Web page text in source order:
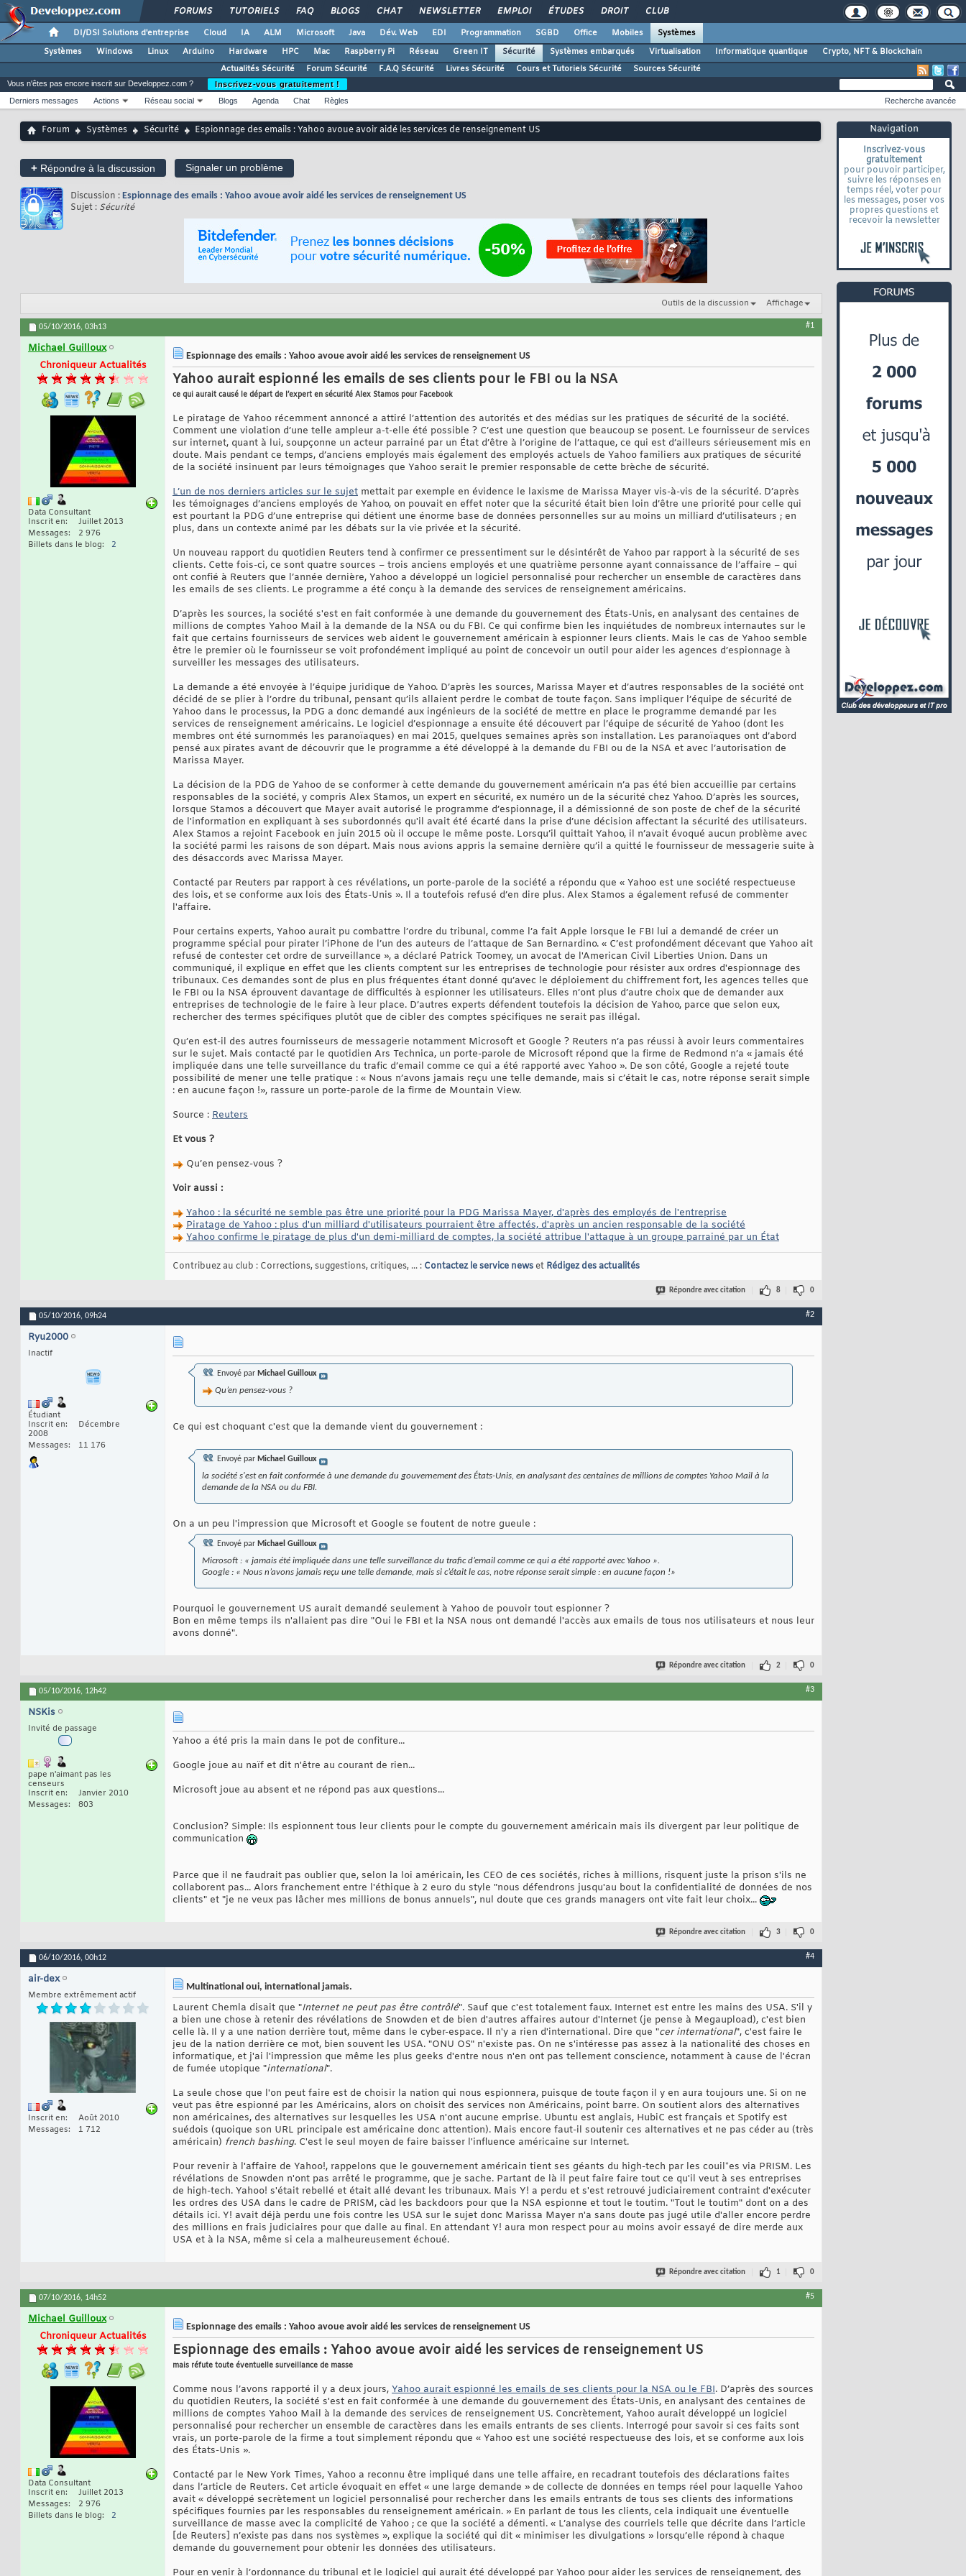
FORUMS TUTORIELS FAQ BLOGS CHAT NEWSLETTER EMPLOI ÉTUDES DROIT CLUB
DI/DSI Solutions d'entreprise Cloud IA ALM Microsoft Java Dév. Web EDI Programmation SGBD Office Mobiles
Systèmes
Systèmes
Windows Linux Arduino Hardware HPC Mac Raspberry Pi Réseau Green IT Sécurité Systèmes embarqués Virtualisation Informatique quantique
Crypto, NFT & Blockchain
Actualités Sécurité
Forum Sécurité F.A.Q Sécurité Livres Sécurité Cours et Tutoriels Sécurité Sources Sécurité
Navigation
Inscrivez-vous
gratuitement
pour pouvoir participer,
suivre les réponses en
temps réel, voter pour
les messages, poser vos
propres questions et
recevoir la newsletter
Vous n'êtes pas encore inscrit sur Developpez.com ?
Inscrivez-vous gratuitement !
Derniers messages
Actions Réseau social Blogs Agenda Chat Règles Recherche avancée
Forum Systèmes Sécurité Espionnage des emails : Yahoo avoue avoir aidé les services de renseignement US
+ Répondre à la discussion Signaler un problème
Discussion : Espionnage des emails : Yahoo avoue avoir aidé les services de renseignement US
Sujet : Sécurité
Outils de la discussion Affichage
05/10/2016, 03h13 #1
Michael Guilloux
Chroniqueur Actualités
Data Consultant
Inscrit en
Juillet 2013
Messages
2 976
Billets dans le blog
2
Espionnage des emails : Yahoo avoue avoir aidé les services de renseignement US
Yahoo aurait espionné les emails de ses clients pour le FBI ou la NSA
ce qui aurait causé le départ de l’expert en sécurité Alex Stamos pour Facebook
Le piratage de Yahoo récemment annoncé a attiré l’attention des autorités et des médias sur les pratiques de sécurité de la société.
Comment une violation d’une telle ampleur a-t-elle été possible ? C’est une question que beaucoup se posent. Le fournisseur de services
sur internet, quant à lui, soupçonne un acteur parrainé par un État d’être à l’origine de l’attaque, ce qui est d’ailleurs sérieusement mis en
doute. Mais pendant ce temps, d’anciens employés mais également des employés actuels de Yahoo familiers aux pratiques de sécurité
de la société insinuent par leurs témoignages que Yahoo serait le premier responsable de cette brèche de sécurité.
L’un de nos derniers articles sur le sujet mettait par exemple en évidence le laxisme de Marissa Mayer vis-à-vis de la sécurité. D’après
les témoignages d’anciens employés de Yahoo, on pouvait en effet noter que la sécurité était bien loin d’être une priorité pour celle qui
est pourtant la PDG d’une entreprise qui détient une énorme base de données personnelles sur au moins un milliard d’utilisateurs ; en
plus, dans un contexte animé par les débats sur la vie privée et la sécurité.
Un nouveau rapport du quotidien Reuters tend à confirmer ce pressentiment sur le désintérêt de Yahoo par rapport à la sécurité de ses
clients. Cette fois-ci, ce sont quatre sources – trois anciens employés et une quatrième personne ayant connaissance de l’affaire – qui
ont confié à Reuters que l’année dernière, Yahoo a développé un logiciel personnalisé pour rechercher un ensemble de caractères dans
les emails de ses clients. Le programme a été conçu à la demande des services de renseignement américains.
D’après les sources, la société s'est en fait conformée à une demande du gouvernement des États-Unis, en analysant des centaines de
millions de comptes Yahoo Mail à la demande de la NSA ou du FBI. Ce qui confirme bien les inquiétudes de nombreux internautes sur le
fait que certains fournisseurs de services web aident le gouvernement américain à espionner leurs clients. Mais le cas de Yahoo semble
être le premier où le fournisseur se voit profondément impliqué au point de concevoir un outil pour aider les agences d’espionnage à
surveiller les messages des utilisateurs.
La demande a été envoyée à l’équipe juridique de Yahoo. D’après les sources, Marissa Mayer et d’autres responsables de la société ont
décidé de se plier à l’ordre du tribunal, pensant qu’ils allaient perdre le combat de toute façon. Sans impliquer l’équipe de sécurité de
Yahoo dans le processus, la PDG a donc demandé aux ingénieurs de la société de mettre en place le programme demandé par les
services de renseignement américains. Le logiciel d’espionnage a ensuite été découvert par l’équipe de sécurité de Yahoo (dont les
membres ont été surnommés les paranoïaques) en mai 2015, quelques semaines après son installation. Les paranoïaques ont d’abord
pensé aux pirates avant de découvrir que le programme a été développé à la demande du FBI ou de la NSA et avec l’autorisation de
Marissa Mayer.
La décision de la PDG de Yahoo de se conformer à cette demande du gouvernement américain n’a pas été bien accueillie par certains
responsables de la société, y compris Alex Stamos, un expert en sécurité, ex numéro un de la sécurité chez Yahoo. D’après les sources,
lorsque Stamos a découvert que Mayer avait autorisé le programme d’espionnage, il a démissionné de son poste de chef de la sécurité
de l'information en expliquant à ses subordonnés qu'il avait été écarté dans la prise d’une décision affectant la sécurité des utilisateurs.
Alex Stamos a rejoint Facebook en juin 2015 où il occupe le même poste. Lorsqu’il quittait Yahoo, il n’avait évoqué aucun problème avec
la société parmi les raisons de son départ. Mais nous avions appris la semaine dernière qu’il a quitté le fournisseur de messagerie suite à
des désaccords avec Marissa Mayer.
Contacté par Reuters par rapport à ces révélations, un porte-parole de la société a répondu que « Yahoo est une société respectueuse
des lois, et se conforme aux lois des États-Unis ». Il a toutefois refusé d’en dire plus. Alex Stamos a également refusé de commenter
l'affaire.
Pour certains experts, Yahoo aurait pu combattre l’ordre du tribunal, comme l’a fait Apple lorsque le FBI lui a demandé de créer un
programme spécial pour pirater l’iPhone de l’un des auteurs de l’attaque de San Bernardino. « C’est profondément décevant que Yahoo ait
refusé de contester cet ordre de surveillance », a déclaré Patrick Toomey, un avocat de l'American Civil Liberties Union. Dans un
communiqué, il explique en effet que les clients comptent sur les entreprises de technologie pour résister aux ordres d'espionnage des
tribunaux. Ces demandes sont de plus en plus fréquentes étant donné qu’avec le déploiement du chiffrement fort, les agences telles que
le FBI ou la NSA éprouvent davantage de difficultés à espionner les utilisateurs. Elles n’ont plus d’autre choix que de demander aux
entreprises de technologie de le faire à leur place. D’autres experts défendent toutefois la décision de Yahoo, parce que selon eux,
rechercher des termes spécifiques plutôt que de cibler des comptes spécifiques ne serait pas illégal.
Qu’en est-il des autres fournisseurs de messagerie notamment Microsoft et Google ? Reuters n’a pas réussi à avoir leurs commentaires
sur le sujet. Mais contacté par le quotidien Ars Technica, un porte-parole de Microsoft répond que la firme de Redmond n’a « jamais été
impliquée dans une telle surveillance du trafic d’email comme ce qui a été rapporté avec Yahoo ». De son côté, Google a rejeté toute
possibilité de mener une telle pratique : « Nous n’avons jamais reçu une telle demande, mais si c’était le cas, notre réponse serait simple
: en aucune façon !», rassure un porte-parole de la firme de Mountain View.
Source : Reuters
Et vous ?
Qu’en pensez-vous ?
Voir aussi :
Yahoo : la sécurité ne semble pas être une priorité pour la PDG Marissa Mayer, d'après des employés de l'entreprise
Piratage de Yahoo : plus d'un milliard d'utilisateurs pourraient être affectés, d'après un ancien responsable de la société
Yahoo confirme le piratage de plus d'un demi-milliard de comptes, la société attribue l'attaque à un groupe parrainé par un État
Contribuez au club : Corrections, suggestions, critiques, ... : Contactez le service newset Rédigez des actualités
Répondre avec citation 8 0
05/10/2016, 09h24 #2
Ryu2000
Inactif
Étudiant
Inscrit en
Décembre
2008
Messages
11 176
Envoyé par Michael Guilloux
Qu’en pensez-vous ?
Ce qui est choquant c'est que la demande vient du gouvernement :
Envoyé par Michael Guilloux
la société s'est en fait conformée à une demande du gouvernement des États-Unis, en analysant des centaines de millions de comptes Yahoo Mail à la
demande de la NSA ou du FBI.
On a un peu l'impression que Microsoft et Google se foutent de notre gueule :
Envoyé par Michael Guilloux
Microsoft : « jamais été impliquée dans une telle surveillance du trafic d’email comme ce qui a été rapporté avec Yahoo ».
Google : « Nous n’avons jamais reçu une telle demande, mais si c’était le cas, notre réponse serait simple : en aucune façon !»
Pourquoi le gouvernement US aurait demandé seulement à Yahoo de pouvoir tout espionner ?
Bon en même temps ils n'allaient pas dire "Oui le FBI et la NSA nous ont demandé l'accès aux emails de tous nos utilisateurs et nous leur
avons donné".
Répondre avec citation 2 0
05/10/2016, 12h42 #3
NSKis
Invité de passage
pape n'aimant pas les
censeurs
Inscrit en
Janvier 2010
Messages
803
Yahoo a été pris la main dans le pot de confiture...
Google joue au naïf et dit n'être au courant de rien...
Microsoft joue au absent et ne répond pas aux questions...
Conclusion? Simple: Ils espionnent tous leur clients pour le compte du gouvernement américain mais ils divergent par leur politique de
communication
Parce que il ne faudrait pas oublier que, selon la loi américain, les CEO de ces sociétés, riches à millions, risquent juste la prison s'ils ne
collaborent pas... Alors franchement entre l'éthique à 2 euro du style "nous défendrons jusqu'au bout la confidentialité de données de nos
clients" et "je ne veux pas lâcher mes millions de bonus annuels", nul doute que ces grands managers ont vite fait leur choix...
Répondre avec citation 3 0
06/10/2016, 00h12 #4
air-dex
Membre extrêmement actif
Inscrit en
Août 2010
Messages
1 712
Multinational oui, international jamais.
Laurent Chemla disait que "Internet ne peut pas être contrôlé". Sauf que c'est totalement faux. Internet est entre les mains des USA. S'il y
a bien une chose à retenir des révélations de Snowden et de bien d'autres affaires autour d'Internet (je pense à Megaupload), c'est bien
celle là. Il y a une nation derrière tout, même dans le cyber-espace. Il n'y a rien d'international. Dire que "cer international", c'est faire le
jeu de la nation derrière ce mot, bien souvent les USA. "ONU OS" n'existe pas. On ne s'intéresse pas assez à la nationalité des choses en
informatique, et j'ai l'impression que même les plus geeks d'entre nous n'en ont pas tellement conscience, notamment à cause de l'écran
de fumée utopique "international".
La seule chose que l'on peut faire est de choisir la nation qui nous espionnera, puisque de toute façon il y en aura toujours une. Si on ne
veut pas être espionné par les Américains, alors on choisit des services non Américains, point barre. On soutient alors des alternatives
non américaines, des alternatives sur lesquelles les USA n'ont aucune emprise. Ubuntu est anglais, HubiC est français et Spotify est
suédois (quoique son URL principale est américaine donc attention). Mais encore faut-il soutenir ces alternatives et ne pas céder au (très
américain) french bashing. C'est le seul moyen de faire baisser l'influence américaine sur Internet.
Pour revenir à l'affaire de Yahoo!, rappelons que le gouvernement américain tient ses géants du high-tech par les couil*es via PRISM. Les
révélations de Snowden n'ont pas arrêté le programme, que je sache. Partant de là il peut faire faire tout ce qu'il veut à ses entreprises
de high-tech. Yahoo! s'était rebellé et était allé devant les tribunaux. Mais Y! a perdu et s'est retrouvé judiciairement contraint d'exécuter
les ordres des USA dans le cadre de PRISM, càd les backdoors pour que la NSA espionne et tout le toutim. "Tout le toutim" dont on a des
détails ici. Y! avait déjà perdu une fois contre les USA sur le sujet donc Marissa Mayer n'a sans doute pas jugé utile d'aller encore perdre
des millions en frais judiciaires pour que dalle au final. En attendant Y! aura mon respect pour au moins avoir essayé de dire merde aux
USA et à la NSA, même si cela a malheureusement échoué.
Répondre avec citation 1 0
07/10/2016, 14h52 #5
Michael Guilloux
Chroniqueur Actualités
Data Consultant
Inscrit en
Juillet 2013
Messages
2 976
Billets dans le blog
2
Espionnage des emails : Yahoo avoue avoir aidé les services de renseignement US
Espionnage des emails : Yahoo avoue avoir aidé les services de renseignement US
mais réfute toute éventuelle surveillance de masse
Comme nous l’avons rapporté il y a deux jours, Yahoo aurait espionné les emails de ses clients pour la NSA ou le FBI. D’après des sources
du quotidien Reuters, la société s'est en fait conformée à une demande du gouvernement des États-Unis, en analysant des centaines de
millions de comptes Yahoo Mail à la demande des services de renseignement US. Concrètement, Yahoo aurait développé un logiciel
personnalisé pour rechercher un ensemble de caractères dans les emails entrants de ses clients. Interrogé pour savoir si ces faits sont
vrais, un porte-parole de la firme a tout simplement répondu que « Yahoo est une société respectueuse des lois, et se conforme aux lois
des États-Unis ».
Contacté par le New York Times, Yahoo a reconnu être impliqué dans une telle affaire, en recadrant toutefois des déclarations faites
dans l’article de Reuters. Cet article évoquait en effet « une large demande » de collecte de données en temps réel pour laquelle Yahoo
avait « développé secrètement un logiciel personnalisé pour rechercher dans les emails entrants de tous ses clients des informations
spécifiques fournies par les responsables du renseignement américain. » En parlant de tous les clients, cela indiquait une éventuelle
surveillance de masse avec la complicité de Yahoo ; ce que la société a démenti. « L’analyse des courriels telle que décrite dans l’article
[de Reuters] n’existe pas dans nos systèmes », explique la société qui dit « minimiser les divulgations » lorsqu’elle répond à chaque
demande du gouvernement pour obtenir les données des utilisateurs.
Pour en venir à l’ordonnance du tribunal et le logiciel qui aurait été développé par Yahoo pour aider les services de renseignement, des